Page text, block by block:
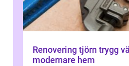
Renovering tjörn trygg väg till ett
modernare hem